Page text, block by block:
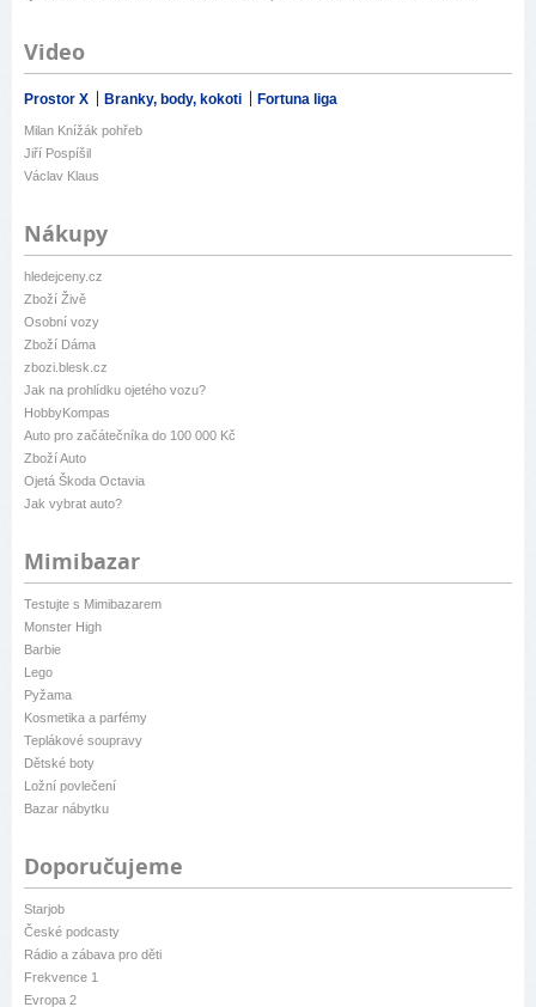
Video
Prostor X Branky, body, kokoti Fortuna liga
Milan Knížák pohřeb
Jiří Pospíšil
Václav Klaus
Nákupy
hledejceny.cz
Zboží Živě
Osobní vozy
Zboží Dáma
zbozi.blesk.cz
Jak na prohlídku ojetého vozu?
HobbyKompas
Auto pro začátečníka do 100 000 Kč
Zboží Auto
Ojetá Škoda Octavia
Jak vybrat auto?
Mimibazar
Testujte s Mimibazarem
Monster High
Barbie
Lego
Pyžama
Kosmetika a parfémy
Teplákové soupravy
Dětské boty
Ložní povlečení
Bazar nábytku
Doporučujeme
Starjob
České podcasty
Rádio a zábava pro děti
Frekvence 1
Evropa 2